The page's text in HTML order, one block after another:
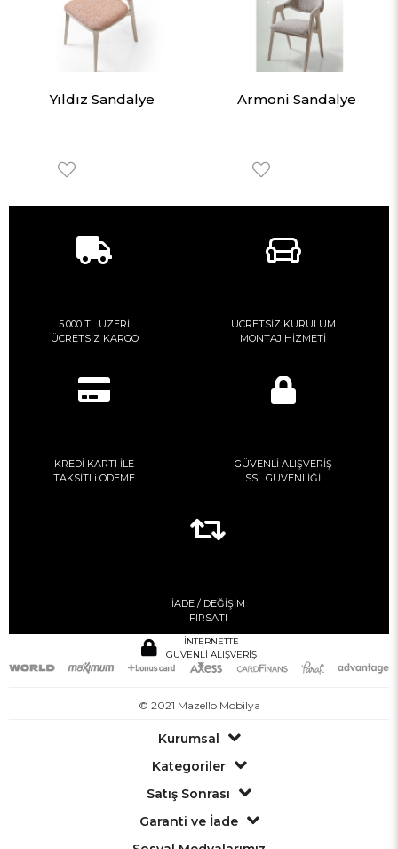
Yıldız Sandalye Armoni Sandalye
5.000 TL ÜZERİ
ÜCRETSİZ KARGO
ÜCRETSİZ KURULUM
MONTAJ HİZMETİ
KREDİ KARTI İLE
TAKSİTLi ÖDEME
GÜVENLİ ALIŞVERİŞ
SSL GÜVENLİĞİ
İADE / DEĞİŞİM
FIRSATI
İNTERNETTE
GÜVENLİ ALIŞVERİŞ
© 2021 Mazello Mobilya
Kurumsal
Kategoriler
Satış Sonrası
Garanti ve İade